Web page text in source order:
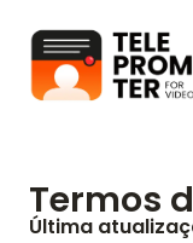
Termos
Última